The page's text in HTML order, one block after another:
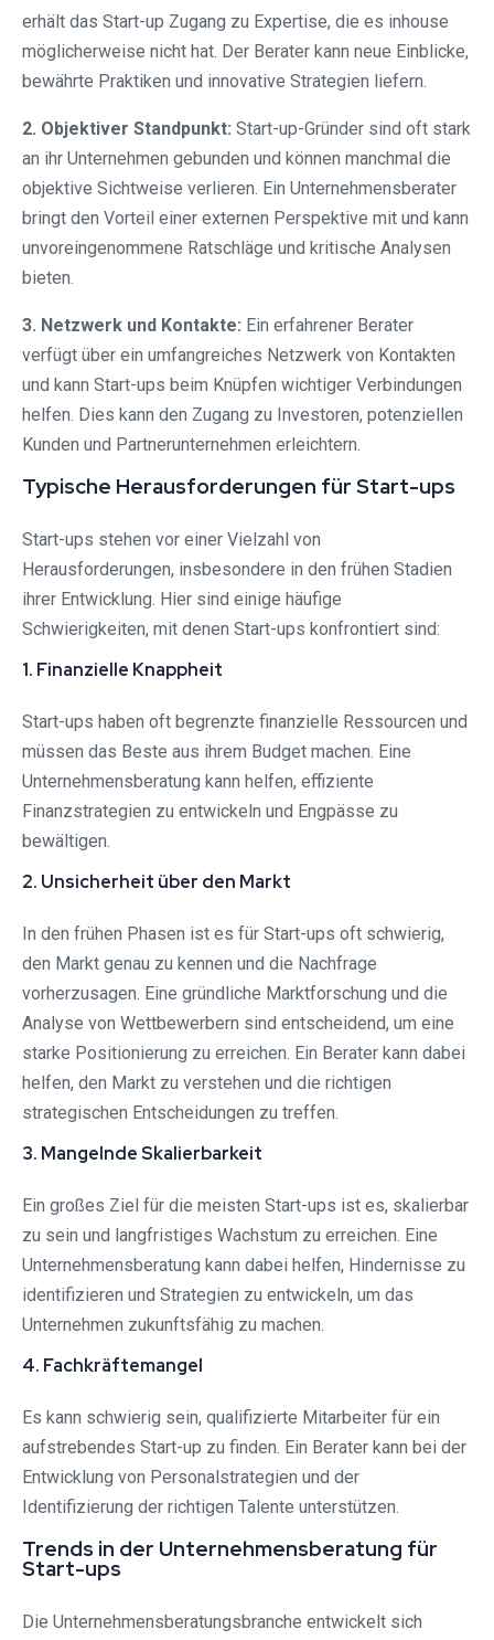
erhält das Start-up Zugang zu Expertise, die es inhouse
möglicherweise nicht hat. Der Berater kann neue Einblicke,
bewährte Praktiken und innovative Strategien liefern.
2. Objektiver Standpunkt: Start-up-Gründer sind oft stark
an ihr Unternehmen gebunden und können manchmal die
objektive Sichtweise verlieren. Ein Unternehmensberater
bringt den Vorteil einer externen Perspektive mit und kann
unvoreingenommene Ratschläge und kritische Analysen
bieten.
3. Netzwerk und Kontakte: Ein erfahrener Berater
verfügt über ein umfangreiches Netzwerk von Kontakten
und kann Start-ups beim Knüpfen wichtiger Verbindungen
helfen. Dies kann den Zugang zu Investoren, potenziellen
Kunden und Partnerunternehmen erleichtern.
Typische Herausforderungen für Start-ups
Start-ups stehen vor einer Vielzahl von
Herausforderungen, insbesondere in den frühen Stadien
ihrer Entwicklung. Hier sind einige häufige
Schwierigkeiten, mit denen Start-ups konfrontiert sind:
1. Finanzielle Knappheit
Start-ups haben oft begrenzte finanzielle Ressourcen und
müssen das Beste aus ihrem Budget machen. Eine
Unternehmensberatung kann helfen, effiziente
Finanzstrategien zu entwickeln und Engpässe zu
bewältigen.
2. Unsicherheit über den Markt
In den frühen Phasen ist es für Start-ups oft schwierig,
den Markt genau zu kennen und die Nachfrage
vorherzusagen. Eine gründliche Marktforschung und die
Analyse von Wettbewerbern sind entscheidend, um eine
starke Positionierung zu erreichen. Ein Berater kann dabei
helfen, den Markt zu verstehen und die richtigen
strategischen Entscheidungen zu treffen.
3. Mangelnde Skalierbarkeit
Ein großes Ziel für die meisten Start-ups ist es, skalierbar
zu sein und langfristiges Wachstum zu erreichen. Eine
Unternehmensberatung kann dabei helfen, Hindernisse zu
identifizieren und Strategien zu entwickeln, um das
Unternehmen zukunftsfähig zu machen.
4. Fachkräftemangel
Es kann schwierig sein, qualifizierte Mitarbeiter für ein
aufstrebendes Start-up zu finden. Ein Berater kann bei der
Entwicklung von Personalstrategien und der
Identifizierung der richtigen Talente unterstützen.
Trends in der Unternehmensberatung für
Start-ups
Die Unternehmensberatungsbranche entwickelt sich